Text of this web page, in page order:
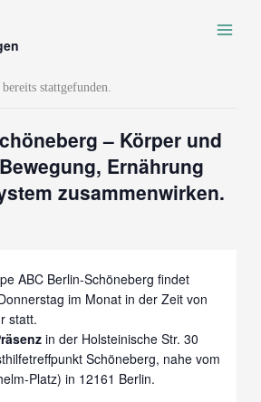
stattgefunden.
– Körper und
Ernährung
zusammenwirken.
ABC Berlin-Schöneberg findet
im Monat in der Zeit von
statt.
in der Holsteinische Str. 30
Schöneberg, nahe vom
Platz) in 12161 Berlin.